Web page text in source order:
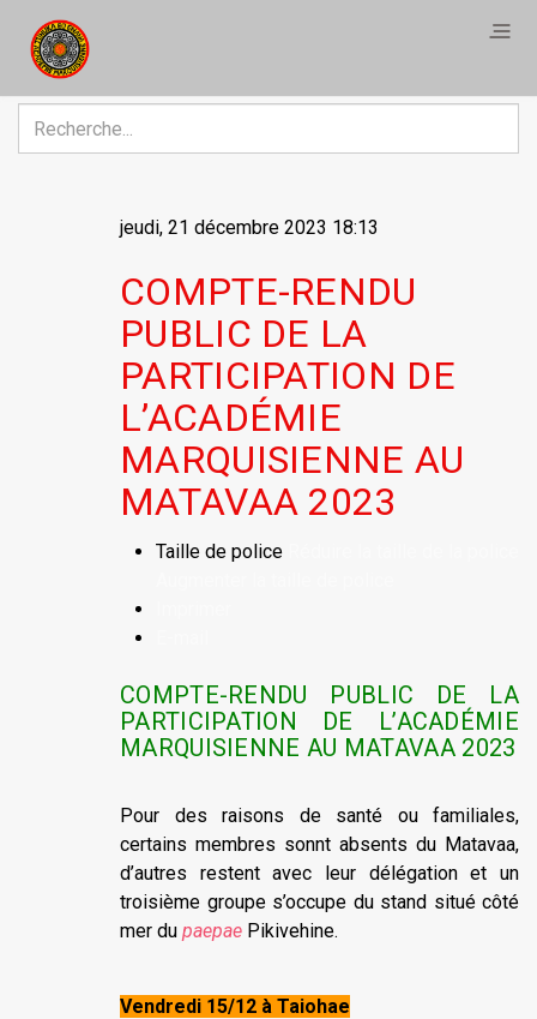
jeudi, 21 décembre 2023 18:13
COMPTE-RENDU
PUBLIC DE LA
PARTICIPATION DE
L’ACADÉMIE
MARQUISIENNE AU
MATAVAA 2023
Taille de police
COMPTE-RENDU PUBLIC DE LA
PARTICIPATION DE L’ACADÉMIE
MARQUISIENNE AU MATAVAA 2023
Pour des raisons de santé ou familiales,
certains membres sonnt absents du Matavaa,
d’autres restent avec leur délégation et un
troisième groupe s’occupe du stand situé côté
mer du paepae Pikivehine.
Vendredi 15/12 à Taiohae